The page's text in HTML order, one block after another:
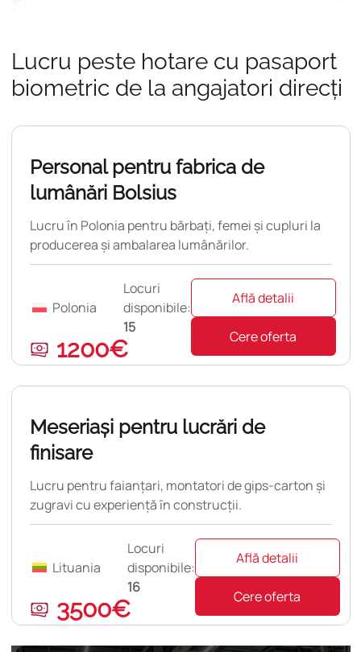
Lucru peste hotare cu pasaport
biometric de la angajatori direcți
Personal pentru fabrica de
lumânări Bolsius
Lucru în Polonia pentru bărbați, femei și cupluri la
producerea și ambalarea lumânărilor.
Polonia
Locuri
disponibile:
15
1200€
Află detalii
Cere oferta
Meseriași pentru lucrări de
finisare
Lucru pentru faianțari, montatori de gips-carton și
zugravi cu experiență în construcții.
Lituania
Locuri
disponibile:
16
3500€
Află detalii
Cere oferta